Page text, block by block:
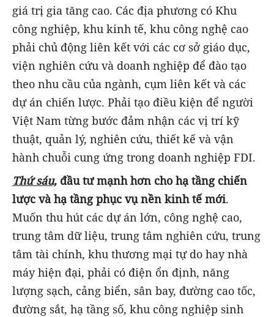
giá trị gia tăng cao. Các địa phương có Khu
công nghiệp, khu kinh tế, khu công nghệ cao
phải chủ động liên kết với các cơ sở giáo dục,
viện nghiên cứu và doanh nghiệp để đào tạo
theo nhu cầu của ngành, cụm liên kết và các
dự án chiến lược. Phải tạo điều kiện để người
Việt Nam từng bước đảm nhận các vị trí kỹ
thuật, quản lý, nghiên cứu, thiết kế và vận
hành chuỗi cung ứng trong doanh nghiệp FDI.
Thứ sáu, đầu tư mạnh hơn cho hạ tầng chiến
lược và hạ tầng phục vụ nền kinh tế mới.
Muốn thu hút các dự án lớn, công nghệ cao,
trung tâm dữ liệu, trung tâm nghiên cứu, trung
tâm tài chính, khu thương mại tự do hay nhà
máy hiện đại, phải có điện ổn định, năng
lượng sạch, cảng biển, sân bay, đường cao tốc,
đường sắt, hạ tầng số, khu công nghiệp sinh